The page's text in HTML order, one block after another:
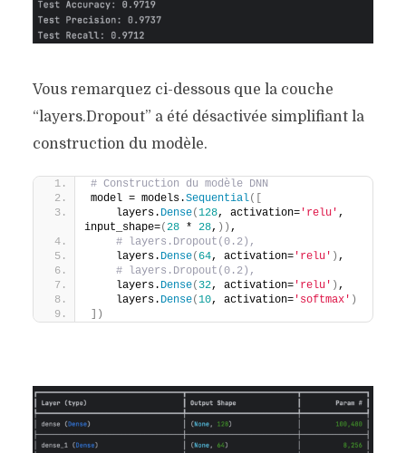
Vous remarquez ci-dessous que la couche
“layers.Dropout” a été désactivée simplifiant la
construction du modèle.
# Construction du modèle DNN
model = models.Sequential([
    layers.
Dense(128, activation='relu' ,
input_shape=(28 * 28, )) ,
# layers.Dropout(0.2),
    layers.
Dense( 64, activation='relu' ) ,
# layers.Dropout(0.2),
    layers.
Dense( 32, activation='relu' ) ,
    layers.
Dense(10, activation='softmax' )
])